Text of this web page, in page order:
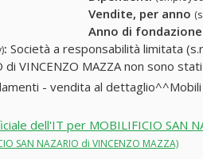
Vendite, per anno
Anno di fondazione
: Società a responsabilità limitata
VINCENZO MAZZA non sono
- vendita al
dell'IT per MOBILIFICIO SAN
SAN NAZARIO di VINCENZO MAZZA)